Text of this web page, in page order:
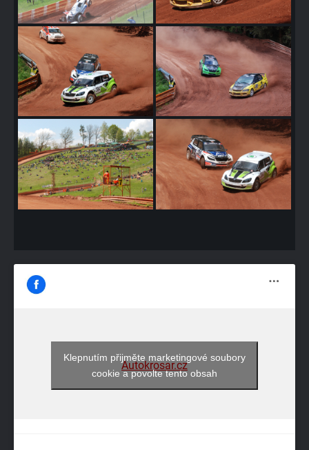
Autokrosar.cz
Klepnutím přijměte marketingové soubory
cookie a povolte tento obsah